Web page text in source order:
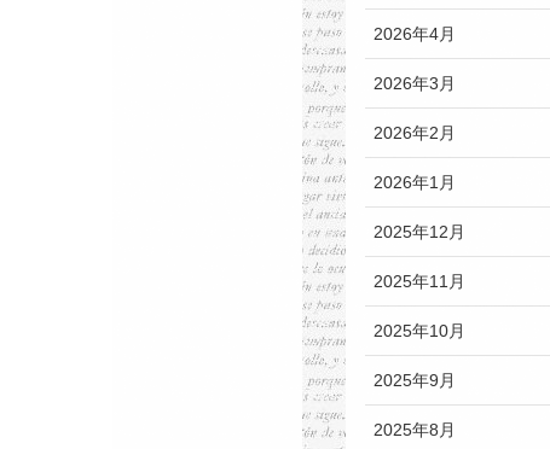
2026年4月
2026年3月
2026年2月
2026年1月
2025年12月
2025年11月
2025年10月
2025年9月
2025年8月